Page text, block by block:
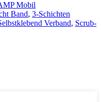
Mobil
Band, 3-Schichten
Verband, Scrub-